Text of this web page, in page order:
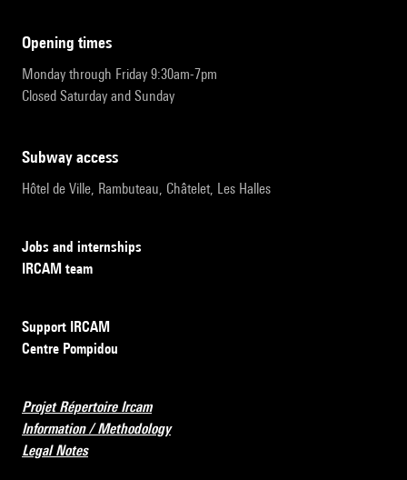
opening times
Monday through Friday 9:30am-7pm
Closed Saturday and Sunday
subway access
Hôtel de Ville, Rambuteau, Châtelet, Les Halles
Jobs and internships
IRCAM team
Support IRCAM
Centre Pompidou
Projet Répertoire Ircam
Information / Methodology
Legal Notes